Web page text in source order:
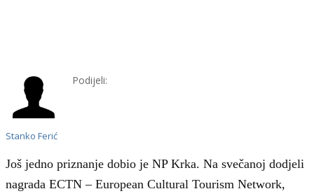
Stanko Ferić
Podijeli:
Još jedno priznanje dobio je NP Krka. Na svečanoj dodjeli
nagrada ECTN – European Cultural Tourism Network,